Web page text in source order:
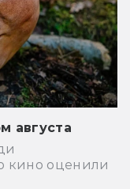
августа
кино оценили